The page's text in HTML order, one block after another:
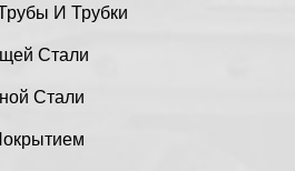
И Трубки
Стали
Стали